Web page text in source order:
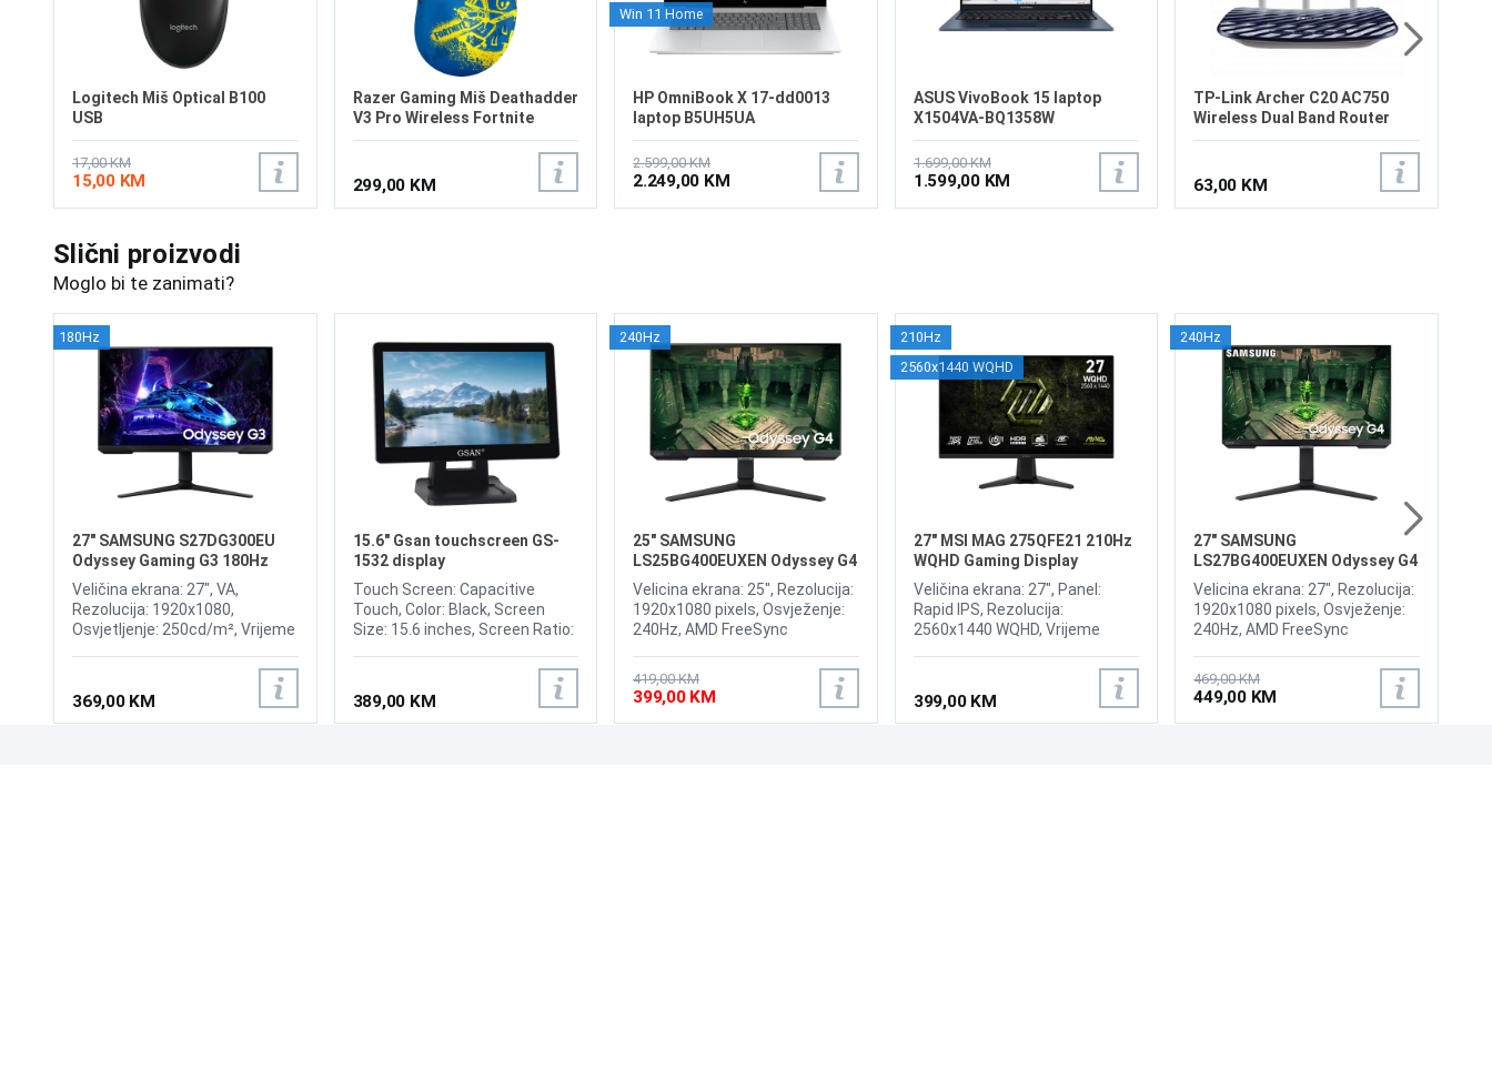
Logitech Miš Optical B100
USB
17,00 KM
15,00 KM
Razer Gaming Miš Deathadder
V3 Pro Wireless Fortnite
Edition
299,00 KM
Win 11 Home
HP OmniBook X 17-dd0013
laptop B5UH5UA
2.599,00 KM
2.249,00 KM
ASUS VivoBook 15 laptop
X1504VA-BQ1358W
1.699,00 KM
1.599,00 KM
TP-Link Archer C20 AC750
Wireless Dual Band Router
63,00 KM
Slični proizvodi
Moglo bi te zanimati?
180Hz
27" SAMSUNG S27DG300EU
Odyssey Gaming G3 180Hz
Display
Veličina ekrana: 27", VA,
Rezolucija: 1920x1080,
Osvjetljenje: 250cd/m², Vrijeme
180Hz, FreeSync, Kontrast:
DisplayPort 1.4
369,00 KM
15.6" Gsan touchscreen GS-
1532 display
Touch Screen: Capacitive
Touch, Color: Black, Screen
Size: 15.6 inches, Screen Ratio:
Resolution): 1366*768, Input
Power: 12V, 3.0A, Input Signal:
389,00 KM
240Hz
25" SAMSUNG
LS25BG400EUXEN Odyssey G4
240Hz Display
Velicina ekrana: 25", Rezolucija:
1920x1080 pixels, Osvježenje:
240Hz, AMD FreeSync
Vrijeme odziva: 1ms, Priključci:
2xHDMI, Displayport
419,00 KM
399,00 KM
210Hz
2560x1440 WQHD
27" MSI MAG 275QFE21 210Hz
WQHD Gaming Display
Veličina ekrana: 27", Panel:
Rapid IPS, Rezolucija:
2560x1440 WQHD, Vrijeme
210Hz VESA DsiplayHDR 400,
Adaptive-Sync, Brightness: 300
cd/m2, Priključci: 2xHDMI 2.0b,
1xDP 1.4a
399,00 KM
240Hz
27" SAMSUNG
LS27BG400EUXEN Odyssey G4
240Hz Display
Velicina ekrana: 27", Rezolucija:
1920x1080 pixels, Osvježenje:
240Hz, AMD FreeSync
Vrijeme odziva: 1ms, Priključci:
2xHDMI, Displayport 1.2
469,00 KM
449,00 KM